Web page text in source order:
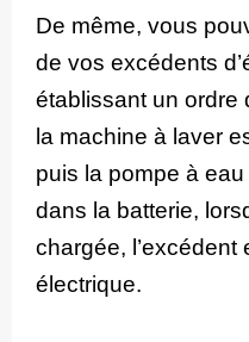
De même, vous
de vos excédents
établissant un ordre
la machine à laver
puis la pompe à
dans la batterie,
chargée, l’excédent
électrique.